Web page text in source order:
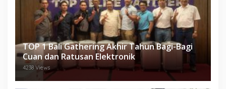
TOP 1 Bali Gathering Akhir Tahun Bagi-Bagi
Cuan dan Ratusan Elektronik
4238 Views